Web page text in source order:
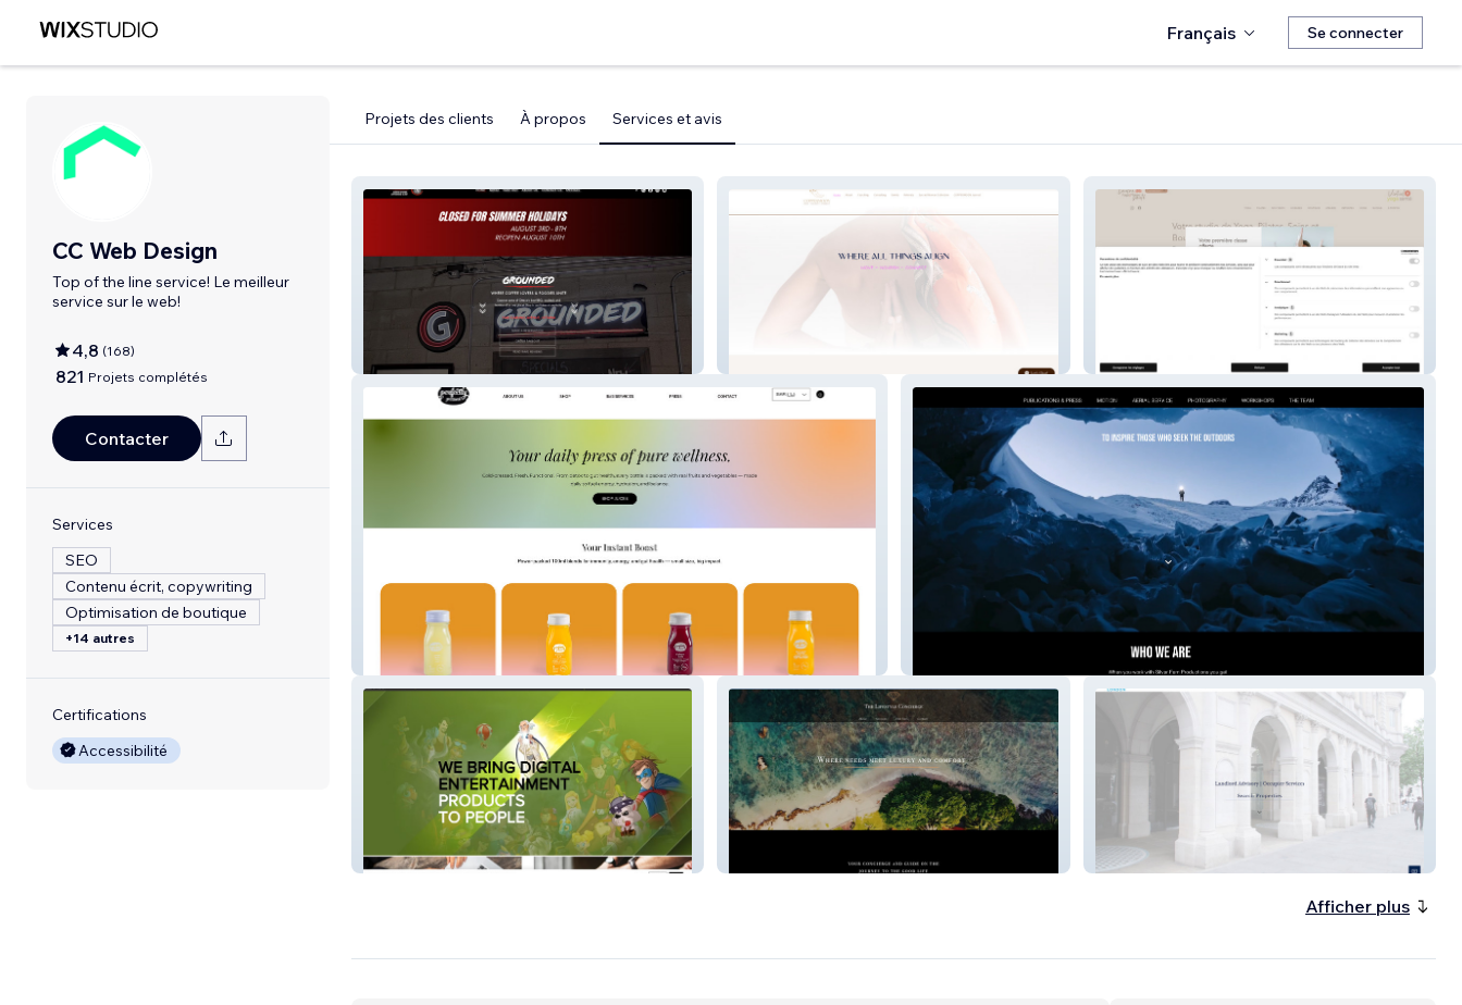
Français Se connecter
CC Web Design
Top of the line service! Le meilleur
service sur le web!
4,8 (168)
821 Projets complétés
Contacter
Services
SEO
Contenu écrit, copywriting
Optimisation de boutique
+14 autres
Certifications
Accessibilité
Projets des clients À propos Services et avis
Grounded Kitchen Centre Yoga Santé
Perfectly Pressed
European Games Group The Lifestyle Concierge Ashwell London
Afficher plus